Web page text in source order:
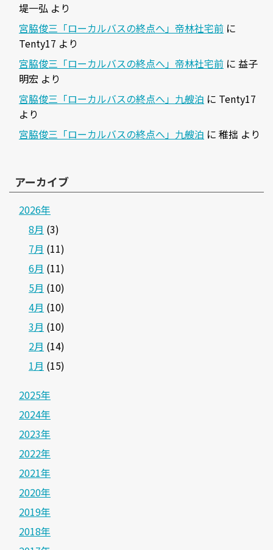
堤一弘 より
宮脇俊三「ローカルバスの終点へ」帝林社宅前 に
Tenty17 より
宮脇俊三「ローカルバスの終点へ」帝林社宅前 に 益子
明宏 より
宮脇俊三「ローカルバスの終点へ」九艘泊 に Tenty17
より
宮脇俊三「ローカルバスの終点へ」九艘泊 に 稚拙 より
アーカイブ
2026年
8月 (3)
7月 (11)
6月 (11)
5月 (10)
4月 (10)
3月 (10)
2月 (14)
1月 (15)
2025年
2024年
2023年
2022年
2021年
2020年
2019年
2018年